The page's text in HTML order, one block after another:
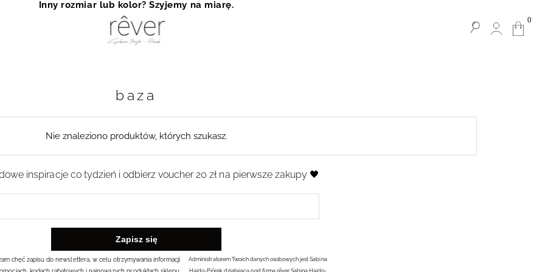
baza
Nie znaleziono produktów, których szukasz.
inspiracje co tydzień i odbierz voucher 20 zł na pierwsze zakupy 🖤
chęć zapisu do newslettera, w celu otrzymywania informacji
Administratorem Twoich danych osobowych jest Sabina
Hajdo-Piórek działająca pod firmą rêver Sabina Hajdo-
0
Inny rozmiar lub kolor? Szyjemy na miarę.